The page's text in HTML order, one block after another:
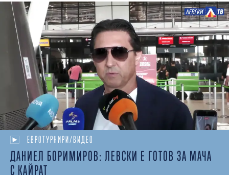
ЕВРОТУРНИРИ/ВИДЕО
ДАНИЕЛ БОРИМИРОВ: ЛЕВСКИ Е ГОТОВ ЗА МАЧА
С КАЙРАТ